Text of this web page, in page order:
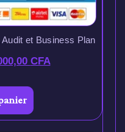
et Business Plan
CFA